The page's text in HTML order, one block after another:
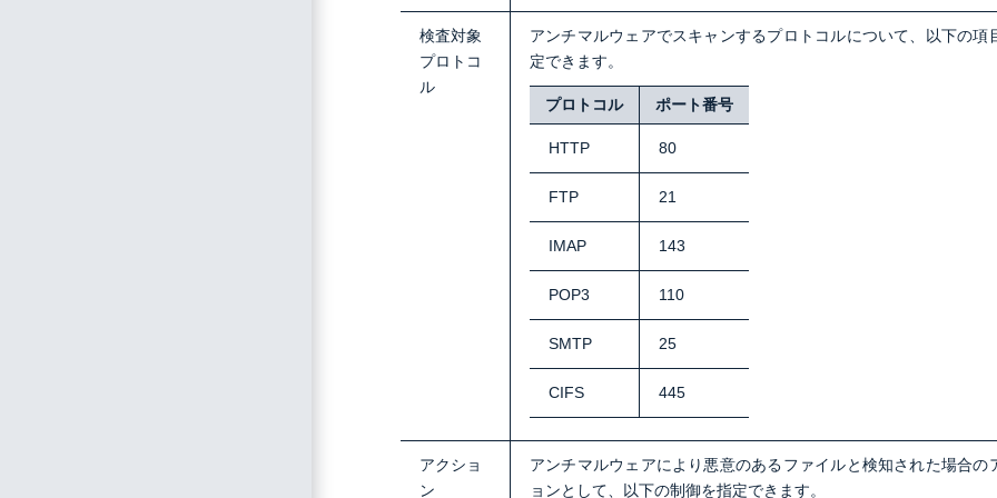
検査対象
プロトコ
ル
アンチマルウェアでスキャンするプロトコルについて、以下の項
定できます。
プロトコル ポート番号
HTTP 80
FTP 21
IMAP 143
POP3 110
SMTP 25
CIFS 445
アクショ
ン
アンチマルウェアにより悪意のあるファイルと検知された場合の
ョンとして、以下の制御を指定できます。